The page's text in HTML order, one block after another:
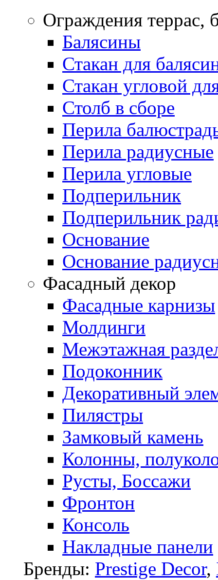
Oграждения террас,
Балясины
Стакан для
Стакан угловой
Столб в сборе
Перила
Перила радиусные
Перила угловые
Подперильник
Подперильник
Основание
Основание
Фасадный декор
Фасадные карнизы
Молдинги
Межэтажная
Подоконник
Декоративный
Пилястры
Замковый камень
Колонны,
Русты, Боссажи
Фронтон
Консоль
Накладные панели
Бренды: Prestige Decor,